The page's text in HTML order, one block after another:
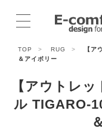
TOP > RUG >
【
＆アイボリー
【アウトレ
ル TIGARO-